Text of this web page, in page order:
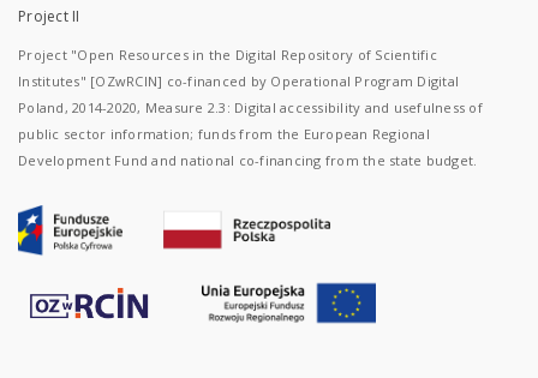
Project II
Project "Open Resources in the Digital Repository of Scientific
Institutes" [OZwRCIN] co-financed by Operational Program Digital
Poland, 2014-2020, Measure 2.3: Digital accessibility and usefulness of
public sector information; funds from the European Regional
Development Fund and national co-financing from the state budget.